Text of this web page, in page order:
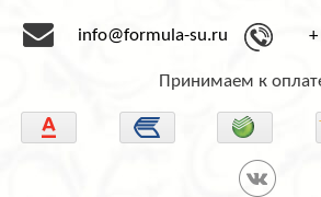
info@formula-su.ru
Принимаем к